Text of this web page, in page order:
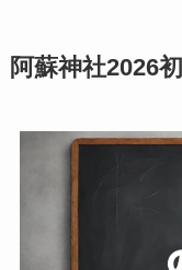
阿蘇神社2026